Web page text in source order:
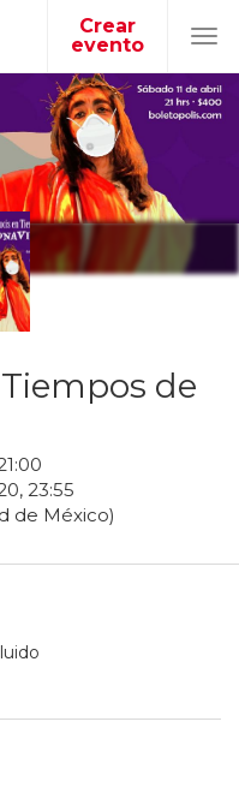
Crear
evento
de
:00
, 23:55
de México)